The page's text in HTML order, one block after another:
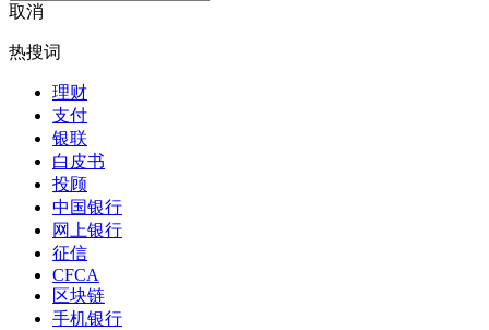
取消
热搜词
理财
支付
银联
白皮书
投顾
中国银行
网上银行
征信
CFCA
区块链
手机银行